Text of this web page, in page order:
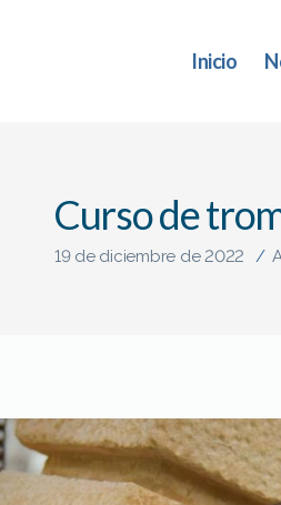
Inicio
Curso de
19 de diciembre de 2022 /